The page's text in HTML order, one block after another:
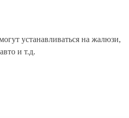
устанавливаться на жалюзи,
и т.д.